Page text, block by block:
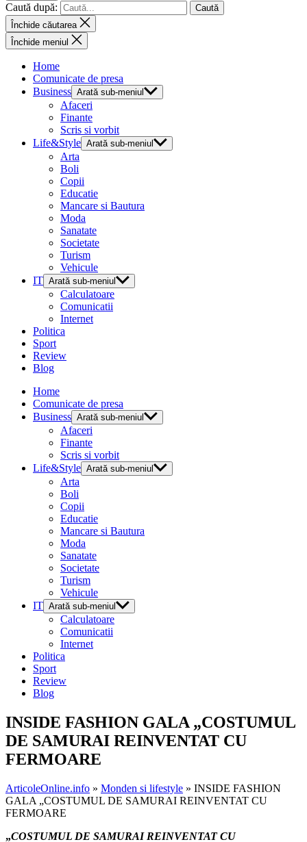
Caută după:
Închide căutarea
Închide meniul
Home
Comunicate de presa
Business Arată sub-meniul
Afaceri
Finante
Scris si vorbit
Life&Style Arată sub-meniul
Arta
Boli
Copii
Educatie
Mancare si Bautura
Moda
Sanatate
Societate
Turism
Vehicule
IT Arată sub-meniul
Calculatoare
Comunicatii
Internet
Politica
Sport
Review
Blog
Home
Comunicate de presa
Business Arată sub-meniul
Afaceri
Finante
Scris si vorbit
Life&Style Arată sub-meniul
Arta
Boli
Copii
Educatie
Mancare si Bautura
Moda
Sanatate
Societate
Turism
Vehicule
IT Arată sub-meniul
Calculatoare
Comunicatii
Internet
Politica
Sport
Review
Blog
INSIDE FASHION GALA „COSTUMUL
DE SAMURAI REINVENTAT CU
FERMOARE
ArticoleOnline.info » Monden si lifestyle » INSIDE FASHION
GALA „COSTUMUL DE SAMURAI REINVENTAT CU
FERMOARE
„COSTUMUL DE SAMURAI REINVENTAT CU